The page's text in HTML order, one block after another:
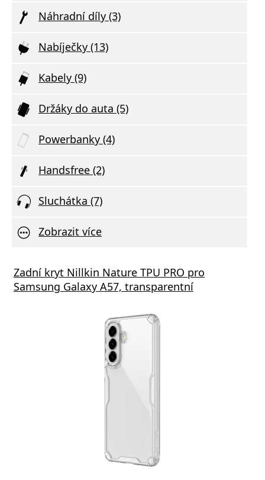
Náhradní díly (3)
Nabíječky (13)
Kabely (9)
Držáky do auta (5)
Powerbanky (4)
Handsfree (2)
Sluchátka (7)
Zobrazit více
Zadní kryt Nillkin Nature TPU PRO pro
Samsung Galaxy A57, transparentní